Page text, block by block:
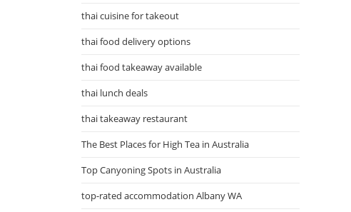
thai cuisine for takeout
thai food delivery options
thai food takeaway available
thai lunch deals
thai takeaway restaurant
The Best Places for High Tea in Australia
Top Canyoning Spots in Australia
top-rated accommodation Albany WA